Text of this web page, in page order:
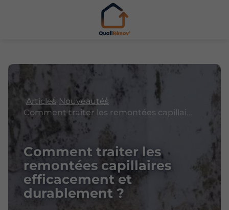
Articles Nouveautés
Comment traiter les
remontées capillaires
efficacement et
durablement ?